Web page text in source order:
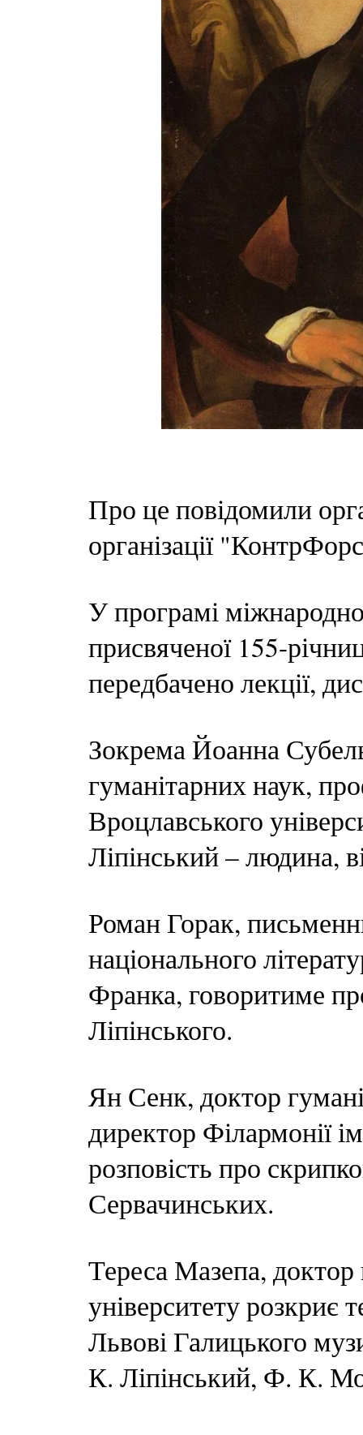
Про це повідомили
організації
У програмі
присвяченої 155-
передбачено лекції,
Зокрема Йоанна
гуманітарних наук,
Вроцлавського
Ліпінський – людина,
Роман Горак,
національного
Франка, говоритиме
Ліпінського.
Ян Сенк, доктор
директор Філармонії
розповість про
Сервачинських.
Тереса Мазепа,
університету розкриє
Львові Галицького
К. Ліпінський, Ф. К.